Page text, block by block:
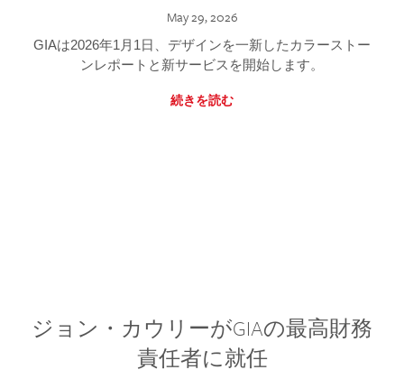
May 29, 2026
GIAは2026年1月1日、デザインを一新したカラーストー
ンレポートと新サービスを開始します。
続きを読む
ジョン・カウリーがGIAの最高財務
責任者に就任